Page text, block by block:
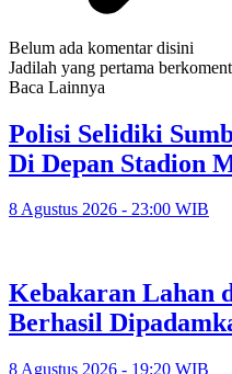
Belum ada komentar disini
Jadilah yang pertama
Baca Lainnya
Polisi Selidiki
Di Depan Stadion
8 Agustus 2026 - 23:00 WIB
Kebakaran Lahan
Berhasil
8 Agustus 2026 - 19:20 WIB